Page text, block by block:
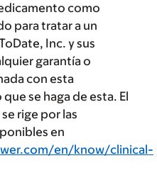
como
para tratar a un
Inc. y sus
garantía o
con esta
se haga de esta. El
rige por las
en
en/know/clinical-